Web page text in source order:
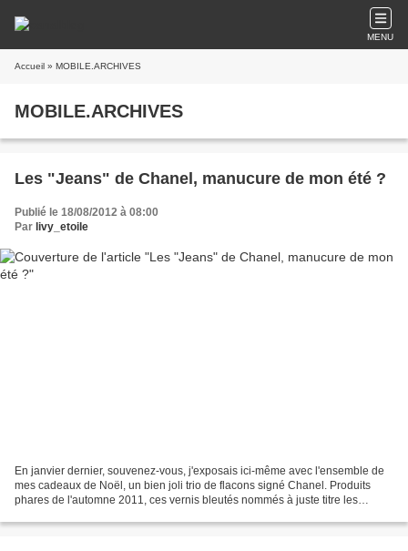
MENU
Accueil » MOBILE.ARCHIVES
MOBILE.ARCHIVES
Les "Jeans" de Chanel, manucure de mon été ?
Publié le 18/08/2012 à 08:00
Par livy_etoile
En janvier dernier, souvenez-vous, j'exposais ici-même avec l'ensemble de
mes cadeaux de Noël, un bien joli trio de flacons signé Chanel. Produits
phares de l'automne 2011, ces vernis bleutés nommés à juste titre les